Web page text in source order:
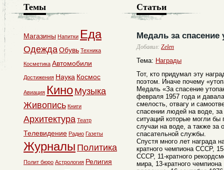
Статьи
Медаль за
Добавил: Zelen
Тема: Награды
Тот, кто придумал эту
поэтом. Иначе почему
Медаль «За спасение
февраля 1957 года и
смелость, отвагу и
спасении людей на воде,
ситуаций которые могли бы
случаи на воде, а также за
спасательной службы.
Спустя много лет награда
кратного чемпиона СССР,
СССР, 11-кратного
мира, 13-кратного
Темы
Магазины Напитки Еда
ОдеждаОбувь Техника
Косметика Автомобили
Достижения Наука Космос
Авиация Кино Музыка
Живопись Книги
Архитектура Театр
Телевидение Радио Газеты
Журналы Политика
Полит бюро Астрология Религия